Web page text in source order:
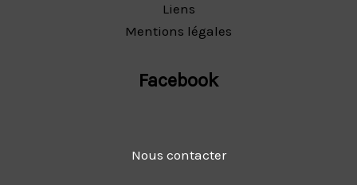
Liens
Mentions légales
Facebook
Nous contacter